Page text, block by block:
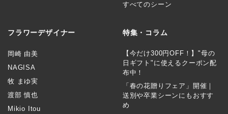
すべてのシーン
フラワーデザイナー
岡崎 由美
NAGISA
牧 まゆ実
渡部 慎也
Mikio Itou
特集・コラム
【今だけ300円OFF！】"母の
日ギフト"に使えるクーポン配
布中！
「春の花贈りフェア」開催｜
送別や卒業シーンにもおすす
め